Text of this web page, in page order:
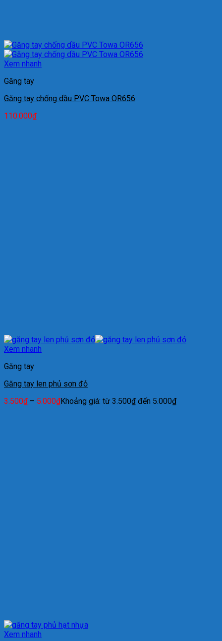
Xem nhanh
Găng tay
Găng tay chống dầu PVC Towa OR656
110.000₫
Xem nhanh
Găng tay
Găng tay len phủ sơn đỏ
3.500₫ – 5.000₫Khoảng giá: từ 3.500₫ đến 5.000₫
Xem nhanh